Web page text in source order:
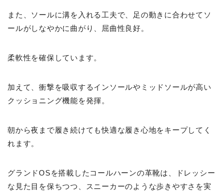
また、ソールに溝を入れる工夫で、足の動きに合わせてソ
ールがしなやかに曲がり、屈曲性良好。
柔軟性を確保しています。
加えて、衝撃を吸収するインソールやミッドソールが高い
クッショニング機能を発揮。
朝から夜まで履き続けても快適な履き心地をキープしてく
れます。
グランドOSを搭載したコールハーンの革靴は、ドレッシー
な見た目を保ちつつ、スニーカーのような歩きやすさを実